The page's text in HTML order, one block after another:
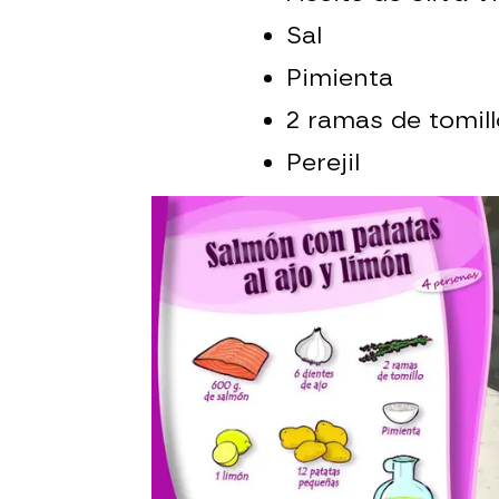
Sal
Pimienta
2 ramas de
Perejil